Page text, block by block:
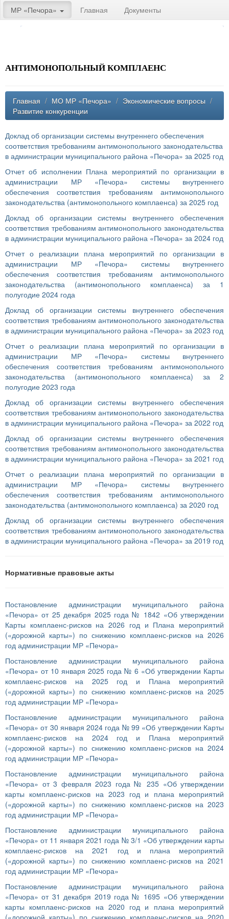
МР «Печора» Главная Документы
АНТИМОНОПОЛЬНЫЙ КОМПЛАЕНС
Главная / МО МР «Печора» / Экономические вопросы /
Развитие конкуренции
Доклад об организации системы внутреннего обеспечения
соответствия требованиям антимонопольного законодательства
в администрации муниципального района «Печора» за 2025 год
Отчет об исполнении Плана мероприятий по организации в
администрации МР «Печора» системы внутреннего
обеспечения соответствия требованиям антимонопольного
законодательства (антимонопольного комплаенса) за 2025 год
Доклад об организации системы внутреннего обеспечения
соответствия требованиям антимонопольного законодательства
в администрации муниципального района «Печора» за 2024 год
Отчет о реализации плана мероприятий по организации в
администрации МР «Печора» системы внутреннего
обеспечения соответствия требованиям антимонопольного
законодательства (антимонопольного комплаенса) за 1
полугодие 2024 года
Доклад об организации системы внутреннего обеспечения
соответствия требованиям антимонопольного законодательства
в администрации муниципального района «Печора» за 2023 год
Отчет о реализации плана мероприятий по организации в
администрации МР «Печора» системы внутреннего
обеспечения соответствия требованиям антимонопольного
законодательства (антимонопольного комплаенса) за 2
полугодие 2023 года
Доклад об организации системы внутреннего обеспечения
соответствия требованиям антимонопольного законодательства
в администрации муниципального района «Печора» за 2022 год
Доклад об организации системы внутреннего обеспечения
соответствия требованиям антимонопольного законодательства
в администрации муниципального района «Печора» за 2021 год
Отчет о реализации плана мероприятий по организации в
администрации МР «Печора» системы внутреннего
обеспечения соответствия требованиям антимонопольного
законодательства (антимонопольного комплаенса) за 2020 год
Доклад об организации системы внутреннего обеспечения
соответствия требованиям антимонопольного законодательства
в администрации муниципального района «Печора» за 2019 год
Нормативные правовые акты
Постановление администрации муниципального района
«Печора» от 25 декабря 2025 года № 1842 «Об утверждении
Карты комплаенс-рисков на 2026 год и Плана мероприятий
(«дорожной карты») по снижению комплаенс-рисков на 2026
год администрации МР «Печора»
Постановление администрации муниципального района
«Печора» от 10 января 2025 года № 6 «Об утверждении Карты
комплаенс-рисков на 2025 год и Плана мероприятий
(«дорожной карты») по снижению комплаенс-рисков на 2025
год администрации МР «Печора»
Постановление администрации муниципального района
«Печора» от 30 января 2024 года № 99 «Об утверждении Карты
комплаенс-рисков на 2024 год и Плана мероприятий
(«дорожной карты») по снижению комплаенс-рисков на 2024
год администрации МР «Печора»
Постановление администрации муниципального района
«Печора» от 3 февраля 2023 года № 235 «Об утверждении
карты комплаенс-рисков на 2023 год и плана мероприятий
(«дорожной карты») по снижению комплаенс-рисков на 2023
год администрации МР «Печора»
Постановление администрации муниципального района
«Печора» от 11 января 2021 года № 3/1 «Об утверждении карты
комплаенс-рисков на 2021 год и плана мероприятий
(«дорожной карты») по снижению комплаенс-рисков на 2021
год администрации МР «Печора»
Постановление администрации муниципального района
«Печора» от 31 декабря 2019 года № 1695 «Об утверждении
карты комплаенс-рисков на 2020 год и плана мероприятий
(«дорожной карты») по снижению комплаенс-рисков на 2020